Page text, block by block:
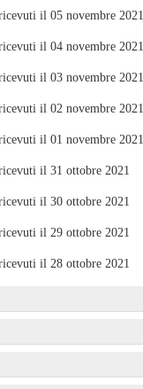
il 05 novembre 2021
il 04 novembre 2021
il 03 novembre 2021
il 02 novembre 2021
il 01 novembre 2021
il 31 ottobre 2021
il 30 ottobre 2021
il 29 ottobre 2021
il 28 ottobre 2021